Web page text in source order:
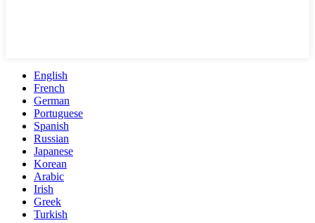
English
French
German
Portuguese
Spanish
Russian
Japanese
Korean
Arabic
Irish
Greek
Turkish